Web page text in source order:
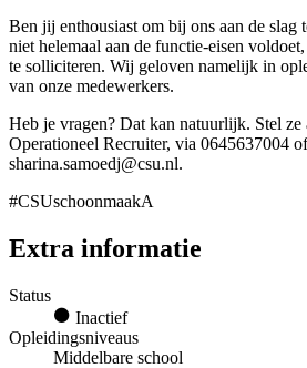
Ben jij enthousiast om bij ons aan de slag
niet helemaal aan de functie-eisen
te solliciteren. Wij geloven namelijk in
van onze medewerkers.
Heb je vragen? Dat kan natuurlijk. Stel ze
Operationeel Recruiter, via 0645637004 of
sharina.samoedj@csu.nl.
#CSUschoonmaakA
Extra informatie
Status
Inactief
Opleidingsniveaus
Middelbare school